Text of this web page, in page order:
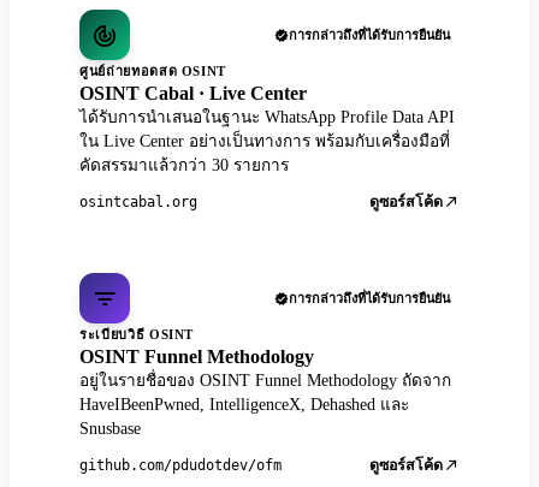
การกล่าวถึงที่ได้รับการยืนยัน
ศูนย์ถ่ายทอดสด OSINT
OSINT Cabal · Live Center
ได้รับการนำเสนอในฐานะ WhatsApp Profile Data API
ใน Live Center อย่างเป็นทางการ พร้อมกับเครื่องมือที่
คัดสรรมาแล้วกว่า 30 รายการ
osintcabal.org ดูซอร์สโค้ด
การกล่าวถึงที่ได้รับการยืนยัน
ระเบียบวิธี OSINT
OSINT Funnel Methodology
อยู่ในรายชื่อของ OSINT Funnel Methodology ถัดจาก
HaveIBeenPwned, IntelligenceX, Dehashed และ
Snusbase
github.com/pdudotdev/ofm ดูซอร์สโค้ด